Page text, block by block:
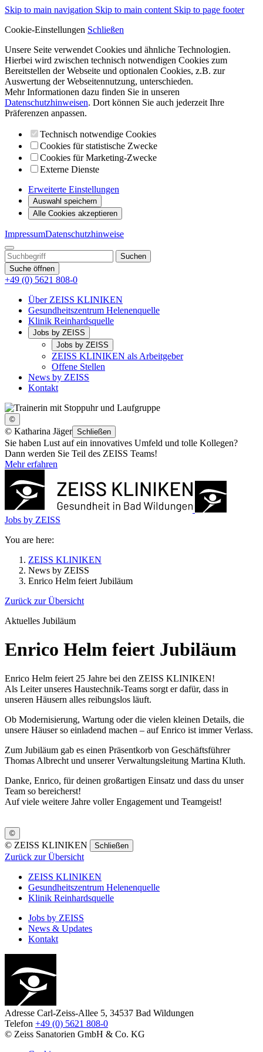
Skip to main navigation Skip to main content Skip to page footer
Cookie-Einstellungen Schließen
Unsere Seite verwendet Cookies und ähnliche Technologien.
Hierbei wird zwischen technisch notwendigen Cookies zum
Bereitstellen der Webseite und optionalen Cookies, z.B. zur
Auswertung der Webseitennutzung, unterschieden.
Mehr Informationen dazu finden Sie in unseren
Datenschutzhinweisen. Dort können Sie auch jederzeit Ihre
Präferenzen anpassen.
Technisch notwendige Cookies
Cookies für statistische Zwecke
Cookies für Marketing-Zwecke
Externe Dienste
Erweiterte Einstellungen
Auswahl speichern
Alle Cookies akzeptieren
ImpressumDatenschutzhinweise
Suche öffnen
+49 (0) 5621 808-0
Über ZEISS KLINIKEN
Gesundheitszentrum Helenenquelle
Klinik Reinhardsquelle
Jobs by ZEISS
Jobs by ZEISS
ZEISS KLINIKEN als Arbeitgeber
Offene Stellen
News by ZEISS
Kontakt
©
© Katharina Jäger Schließen
Sie haben Lust auf ein innovatives Umfeld und tolle Kollegen?
Dann werden Sie Teil des ZEISS Teams!
Mehr erfahren
Jobs by ZEISS
You are here:
ZEISS KLINIKEN
News by ZEISS
Enrico Helm feiert Jubiläum
Zurück zur Übersicht
Aktuelles Jubiläum
Enrico Helm feiert Jubiläum
Enrico Helm feiert 25 Jahre bei den ZEISS KLINIKEN!
Als Leiter unseres Haustechnik-Teams sorgt er dafür, dass in
unseren Häusern alles reibungslos läuft.
Ob Modernisierung, Wartung oder die vielen kleinen Details, die
unsere Häuser so einladend machen – auf Enrico ist immer Verlass.
Zum Jubiläum gab es einen Präsentkorb von Geschäftsführer
Thomas Albrecht und unserer Verwaltungsleitung Martina Kluth.
Danke, Enrico, für deinen großartigen Einsatz und dass du unser
Team so bereicherst!
Auf viele weitere Jahre voller Engagement und Teamgeist!
©
© ZEISS KLINIKEN Schließen
Zurück zur Übersicht
ZEISS KLINIKEN
Gesundheitszentrum Helenenquelle
Klinik Reinhardsquelle
Jobs by ZEISS
News & Updates
Kontakt
Adresse Carl-Zeiss-Allee 5, 34537 Bad Wildungen
Telefon +49 (0) 5621 808-0
© Zeiss Sanatorien GmbH & Co. KG